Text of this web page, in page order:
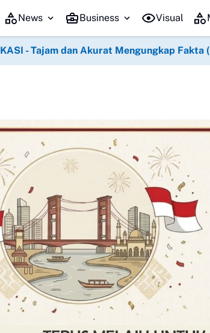
News Business Visual
- Tajam dan Akurat Mengungkap